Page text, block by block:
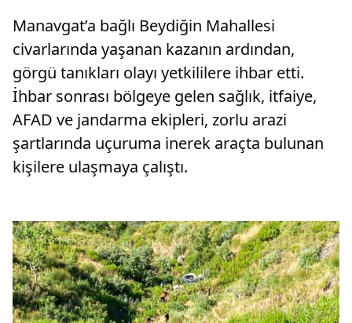
Manavgat’a bağlı Beydiğin Mahallesi
civarlarında yaşanan kazanın ardından,
görgü tanıkları olayı yetkililere ihbar etti.
İhbar sonrası bölgeye gelen sağlık, itfaiye,
AFAD ve jandarma ekipleri, zorlu arazi
şartlarında uçuruma inerek araçta bulunan
kişilere ulaşmaya çalıştı.